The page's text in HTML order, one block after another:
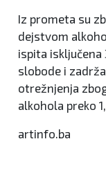
Iz prometa su
dejstvom
ispita isključena
slobode i
otrežnjenja
alkohola preko
artinfo.ba